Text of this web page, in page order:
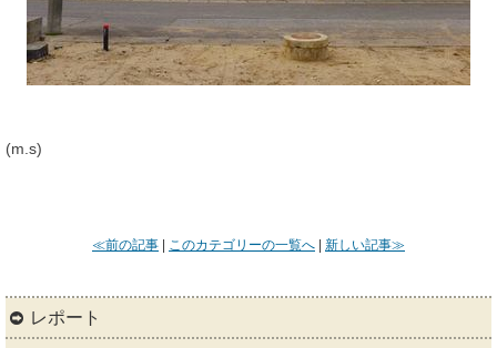
(m.s)
≪前の記事 このカテゴリーの一覧へ 新しい記事≫
レポート